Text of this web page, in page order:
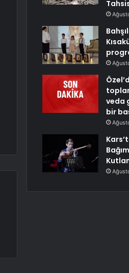
veda
bir